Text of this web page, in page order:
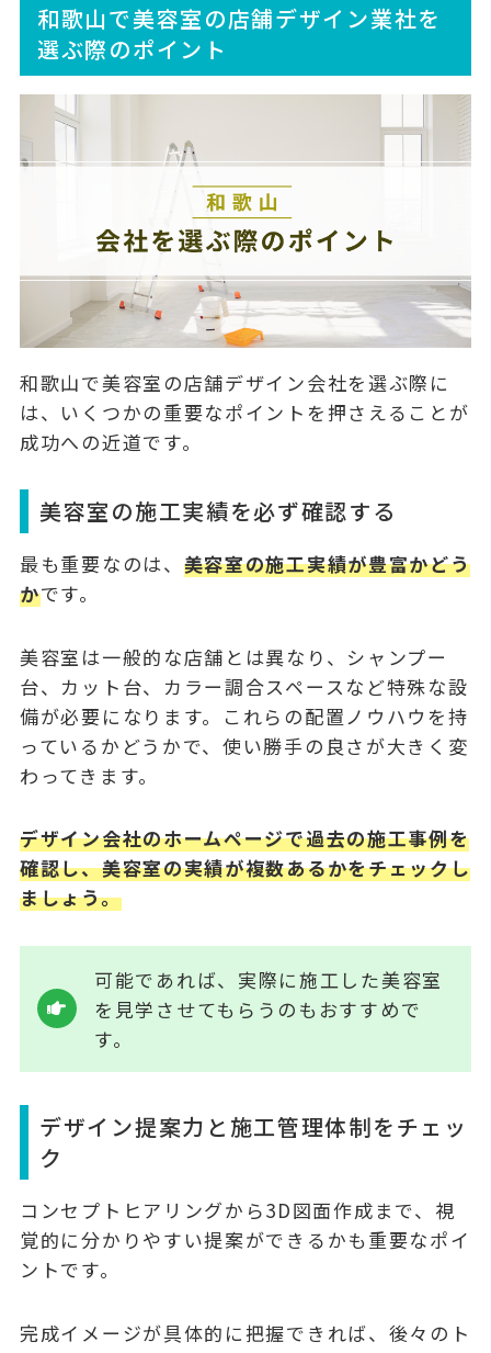
和歌山で美容室の店舗デザイン業社を
選ぶ際のポイント
和歌山で美容室の店舗デザイン会社を選ぶ際に
は、いくつかの重要なポイントを押さえることが
成功への近道です。
美容室の施工実績を必ず確認する
最も重要なのは、 美容室の施工実績が豊富かどう
かです。
美容室は一般的な店舗とは異なり、シャンプー
台、カット台、カラー調合スペースなど特殊な設
備が必要になります。これらの配置ノウハウを持
っているかどうかで、使い勝手の良さが大きく変
わってきます。
デザイン会社のホームページで過去の施工事例を
確認し、美容室の実績が複数あるかをチェックし
ましょう。
可能であれば、実際に施工した美容室
を見学させてもらうのもおすすめで
す。
デザイン提案力と施工管理体制をチェッ
ク
コンセプトヒアリングから3D図面作成まで、視
覚的に分かりやすい提案ができるかも重要なポイ
ントです。
完成イメージが具体的に把握できれば、後々のト